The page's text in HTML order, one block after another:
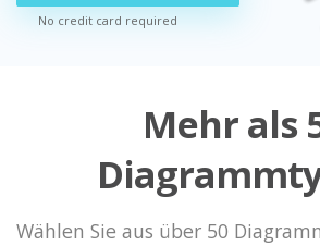
No credit card required
Mehr als
Wählen Sie aus über 50